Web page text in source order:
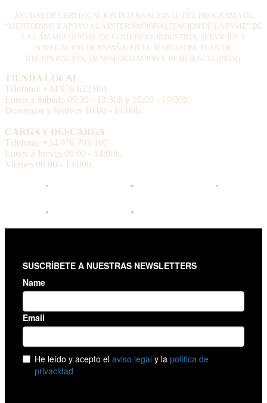
AYUDAS DE CERTIFICACIÓN INTERNACIONAL DEL PROGRAMA DE
“MENTORING Y APOYO A LA INTERNACIONALIZACIÓN DE LA PYME” DE
LA CÁMARA OFICIAL DE COMERCIO, INDUSTRIA, SERVICIOS Y
NAVEGACIÓN DE ESPAÑA, EN EL MARCO DEL PLAN DE
RECUPERACIÓN, TRANSFORMACIÓN Y RESILIENCIA (PRTR).
TIENDA LOCAL
Teléfono: +34 976 622 001
Lunes a Sábado 09:30 - 13:30h y 16:00 - 19:30h.
Domingos y festivos 10:00 - 14:00h.
CARGA Y DESCARGA
Teléfono: +34 976 793 100
Lunes a Jueves 06:00 - 14:00h.
Viernes 06:00 - 13:00h.